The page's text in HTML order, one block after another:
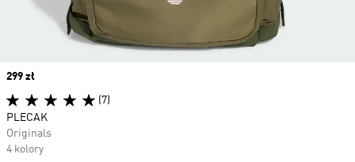
Price
299 zł
(7)
PLECAK
Originals
4 kolory